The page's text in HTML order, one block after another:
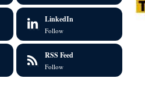
LinkedIn
Follow
RSS Feed
Follow